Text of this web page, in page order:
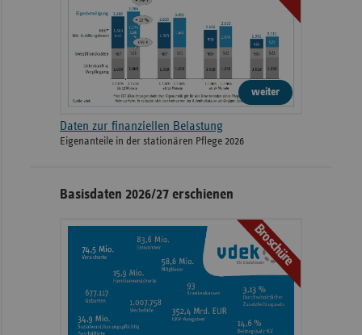
weiter
Daten zur finanziellen Belastung
Eigenanteile in der stationären Pflege 2026
Basisdaten 2026/27 erschienen
Broschüre